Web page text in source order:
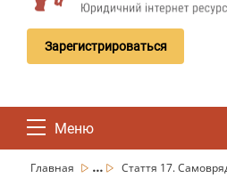
Зарегистрироваться
Меню
Главная ...
Стаття 17.